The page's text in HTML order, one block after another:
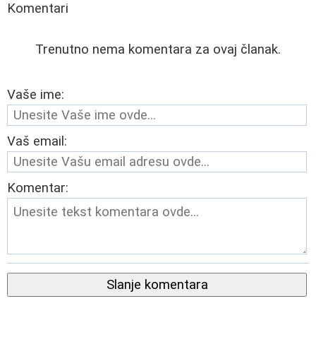
Komentari
Trenutno nema komentara za ovaj članak.
Vaše ime:
Vaš email:
Komentar:
Slanje komentara